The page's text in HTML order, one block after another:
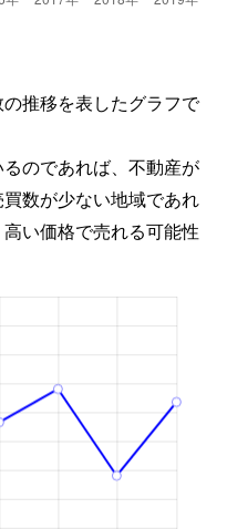
推移を表したグラフで
のであれば、不動産が
数が少ない地域であれ
い価格で売れる可能性